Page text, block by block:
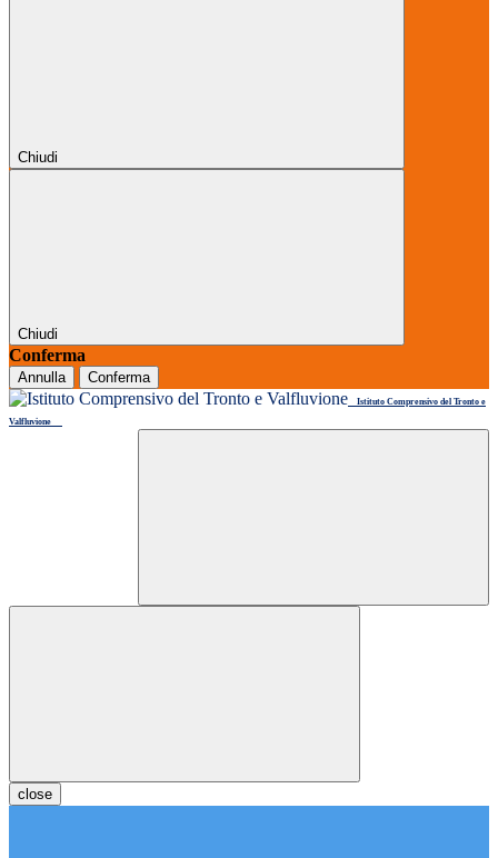
Chiudi
Chiudi
Conferma
Annulla Conferma
Istituto Comprensivo del Tronto e
Valfluvione
close